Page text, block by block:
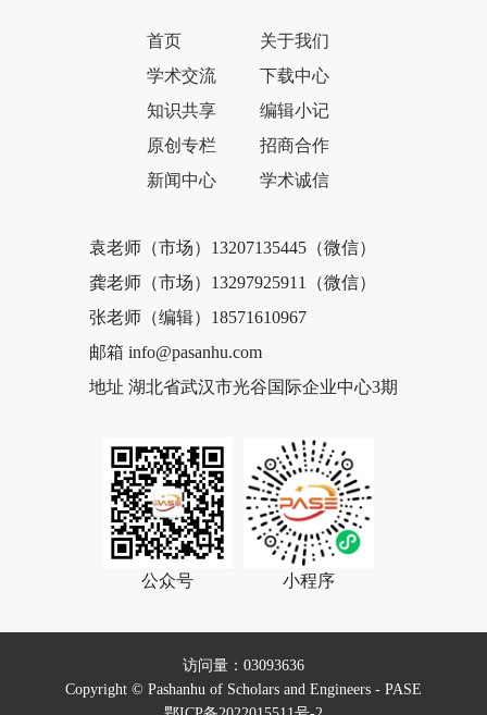
首页
学术交流
知识共享
原创专栏
新闻中心
关于我们
下载中心
编辑小记
招商合作
学术诚信
袁老师（市场）13207135445（微信）
龚老师（市场）13297925911（微信）
张老师（编辑）18571610967
邮箱 info@pasanhu.com
地址 湖北省武汉市光谷国际企业中心3期
公众号 小程序
访问量：03093636
Copyright © Pashanhu of Scholars and Engineers - PASE